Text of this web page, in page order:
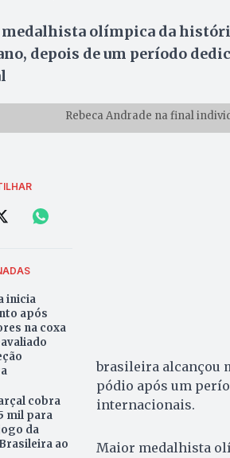
olímpica da
depois de um período
Rebeca Andrade na final
inicia
após
na coxa
cobra
mil para
da
ao
brasileira alcançou
pódio após um
internacionais.
Maior medalhista